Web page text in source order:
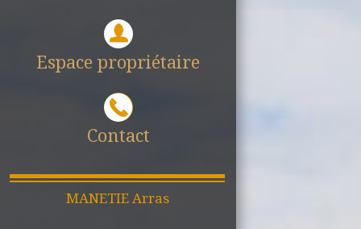
Espace propriétaire
Contact
MANETIE Arras